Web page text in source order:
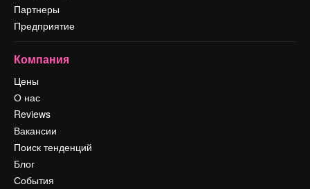
Партнеры
Предприятие
Компания
Цены
О нас
Reviews
Вакансии
Поиск тенденций
Блог
События